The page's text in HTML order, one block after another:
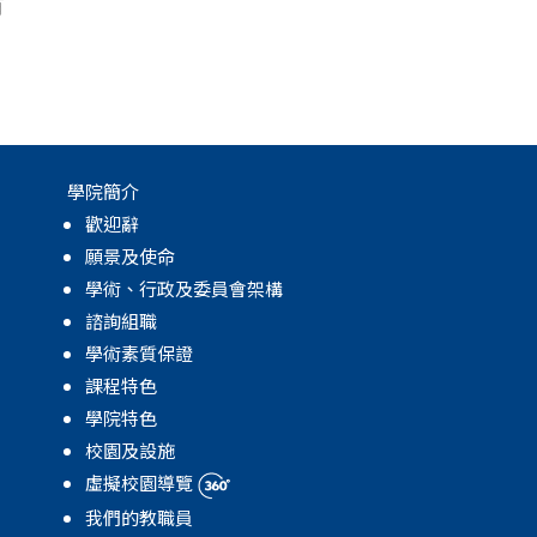
學院簡介
歡迎辭
願景及使命
學術、行政及委員會架構
諮詢組職
學術素質保證
課程特色
學院特色
校園及設施
虛擬校園導覽
我們的教職員